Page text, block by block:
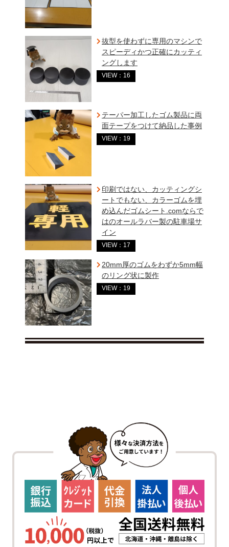
抜型を使わずに専用のマシンで
スピーディかつ正確にカッティ
ングします
VIEW：16
テーパー加工したゴム製品に両
面テープをつけて納品した事例
VIEW：19
印刷ではない、カッティングシ
ートでもない、カラーゴムを埋
め込んだゴムシート.comならで
はのオールラバー製の駐車場サ
イン
VIEW：17
20mm厚のゴムをわずか5mm幅
のリング状に製作
VIEW：19